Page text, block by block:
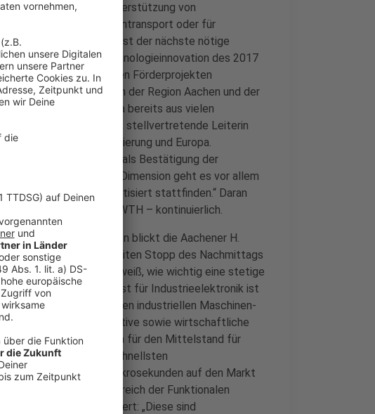
etwa zur Unterstützung von
für den Warentransport oder für
keine Vision mehr, es ist der nächste nötige
überzeugt. Die Technologieinnovation des 2017
schon heute in diversen Förderprojekten
in Rettungseinsätze in der Region Aachen und der
Ihr Unternehmen ja bereits aus vielen
so Yvonne Debald, stellvertretende Leiterin
Digitalisierung und Europa.
die den Preis erfreut als Bestätigung der
Mobilität in der dritten Dimension geht es vor allem
sollen komplett automatisiert stattfinden.“ Daran
Kooperation mit der RWTH – kontinuierlich.
eine viel längere Tradition blickt die Aachener H.
Bürgermeister den zweiten Stopp des Nachmittags
des Awards: „Ich weiß, wie wichtig eine stetige
Der langjährige Spezialist für Industrieelektronik ist
für den industriellen Maschinen-
ganzheitliche, kreative sowie wirtschaftliche
Applikationen für den Mittelstand für
hat schon früh die schnellsten
von wenigen Mikrosekunden auf den Markt
In dem Bereich der Funktionalen
entwickelt und produziert: „Diese sind